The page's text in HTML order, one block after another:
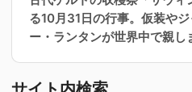
る10月31日の行事。仮装や
ー・ランタンが世界中で親し